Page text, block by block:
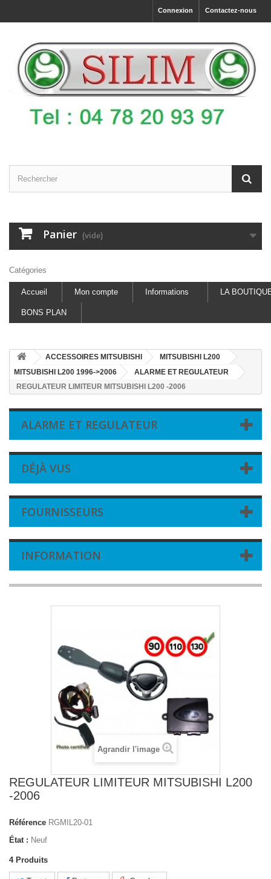
Contactez-nous
Connexion
Panier (vide)
Catégories
Accueil Mon compte Informations LA
BONS PLAN
ACCESSOIRES MITSUBISHI
MITSUBISHI L200
MITSUBISHI L200 1996->2006
ALARME ET REGULATEUR
REGULATEUR LIMITEUR MITSUBISHI L200 -2006
ALARME ET REGULATEUR
DÉJÀ VUS
FOURNISSEURS
INFORMATION
Agrandir l'image
REGULATEUR LIMITEUR MITSUBISHI L200
-2006
Référence RGMIL20-01
État : Neuf
4 Produits